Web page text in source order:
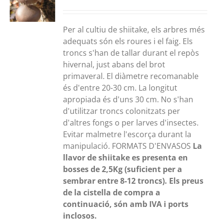
Per al cultiu de shiitake, els arbres més
adequats són els roures i el faig. Els
troncs s'han de tallar durant el repòs
hivernal, just abans del brot
primaveral. El diàmetre recomanable
és d'entre 20-30 cm. La longitut
apropiada és d'uns 30 cm. No s'han
d'utilitzar troncs colonitzats per
d'altres fongs o per larves d'insectes.
Evitar malmetre l'escorça durant la
manipulació. FORMATS D'ENVASOS La
llavor de shiitake es presenta en
bosses de 2,5Kg (suficient per a
sembrar entre 8-12 troncs). Els preus
de la cistella de compra a
continuació, són amb IVA i ports
inclosos.